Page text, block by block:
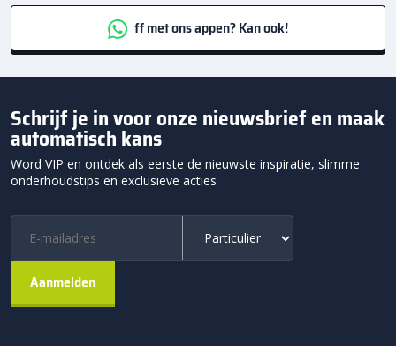
ff met ons appen? Kan ook!
Schrijf je in voor onze nieuwsbrief en maak
automatisch kans
Word VIP en ontdek als eerste de nieuwste inspiratie, slimme
onderhoudstips en exclusieve acties